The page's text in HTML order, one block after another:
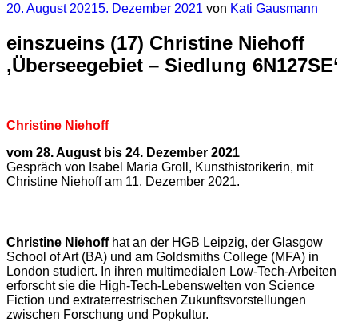
Veröffentlicht
20. August 20215. Dezember 2021 von Kati Gausmann
einszueins (17) Christine Niehoff
‚Überseegebiet – Siedlung 6N127SE‘
Christine Niehoff
vom 28. August bis 24. Dezember 2021
Gespräch von Isabel Maria Groll, Kunsthistorikerin, mit
Christine Niehoff am 11. Dezember 2021.
Christine Niehoff hat an der HGB Leipzig, der Glasgow
School of Art (BA) und am Goldsmiths College (MFA) in
London studiert. In ihren multimedialen Low-Tech-Arbeiten
erforscht sie die High-Tech-Lebenswelten von Science
Fiction und extraterrestrischen Zukunftsvorstellungen
zwischen Forschung und Popkultur.